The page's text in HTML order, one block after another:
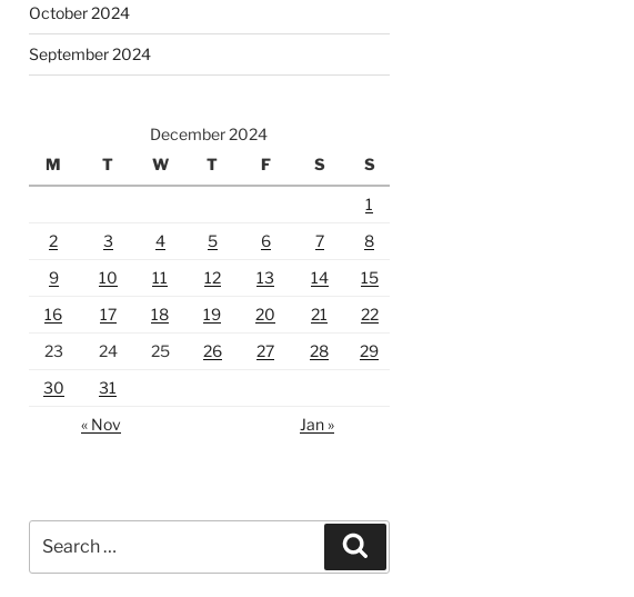
October 2024
September 2024
December 2024
M
T W T F S S
1
2
3 4 5 6 7
8
9
10 11 12 13 14
15
16
17 18 19 20 21
22
23
24 25 26 27 28
29
30
31
« Nov
Jan »
for: